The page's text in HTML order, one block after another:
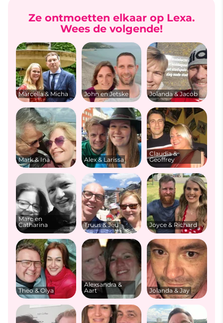
Ze ontmoetten elkaar op Lexa.
Wees de volgende!
Marcella & Micha John en Jetske Jolanda & Jacob
Mark & Ina Alex & Larissa
Claudia &
Geoffrey
Marc en
Catharina
Truus & Jeu Joyce & Richard
Theo & Olya
Alexsandra &
Aart
Jolanda & Jay